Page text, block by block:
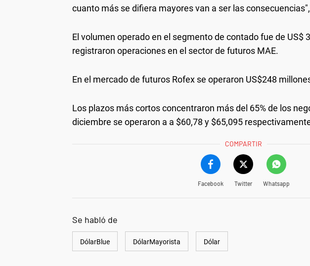
cuanto más se difiera mayores van a ser las
El volumen operado en el segmento de contado fue de US$
registraron operaciones en el sector de futuros MAE.
En el mercado de futuros Rofex se operaron US$248
Los plazos más cortos concentraron más del 65% de los
diciembre se operaron a a $60,78 y $65,095
COMPARTIR
Facebook Twitter Whatsapp
Se habló de
DólarBlue DólarMayorista Dólar